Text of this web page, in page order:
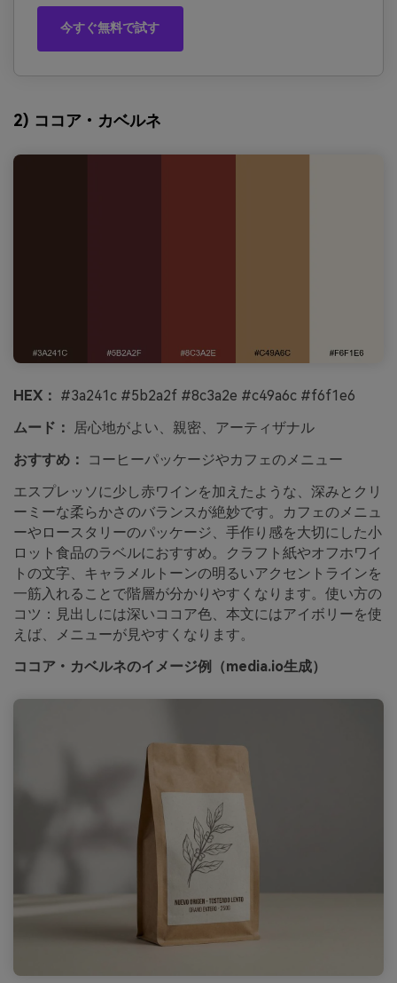
今すぐ無料で試す
2) ココア・カベルネ
HEX： #3a241c #5b2a2f #8c3a2e #c49a6c #f6f1e6
ムード：
居心地がよい、親密、アーティザナル
おすすめ：
コーヒーパッケージやカフェのメニュー
エスプレッソに少し赤ワインを加えたような、深みとクリ
ーミーな柔らかさのバランスが絶妙です。カフェのメニュ
ーやロースタリーのパッケージ、手作り感を大切にした小
ロット食品のラベルにおすすめ。クラフト紙やオフホワイ
トの文字、キャラメルトーンの明るいアクセントラインを
一筋入れることで階層が分かりやすくなります。使い方の
コツ：見出しには深いココア色、本文にはアイボリーを使
えば、メニューが見やすくなります。
ココア・カベルネのイメージ例（media.io生成）